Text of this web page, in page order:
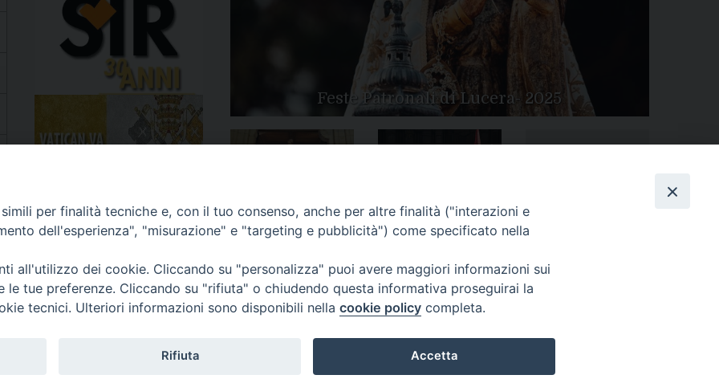
Feste Patronali di Lucera- 2025
Apertura Anno Giubilare
2025
Diocesi
per finalità tecniche e, con il tuo consenso, anche per altre finalità ("interazioni e
dell'esperienza", "misurazione" e "targeting e pubblicità") come specificato nella
all'utilizzo dei cookie. Cliccando su "personalizza" puoi avere maggiori informazioni sui
le tue preferenze. Cliccando su "rifiuta" o chiudendo questa informativa proseguirai la
tecnici. Ulteriori informazioni sono disponibili nella cookie policy completa.
Rifiuta Accetta